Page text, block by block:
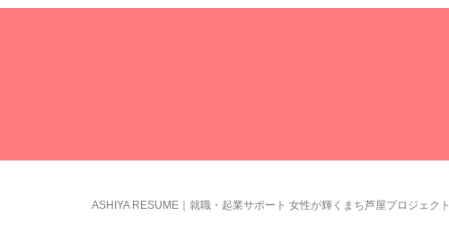
ASHIYA RESUME｜就職・起業サポート 女性が輝くまち芦屋プロジェクト